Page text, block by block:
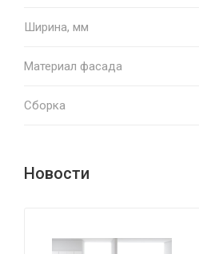
Ширина, мм
Материал фасада
Сборка
Новости